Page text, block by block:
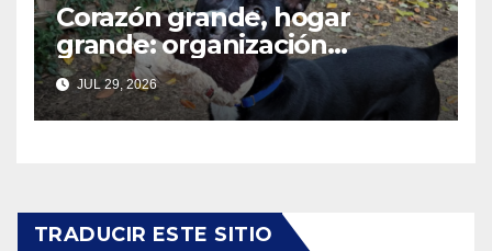
Corazón grande, hogar
grande: organización
nacional busca familias
temporales para perros
grandes en el Día Nacional
JUL 29, 2026
TRADUCIR ESTE SITIO